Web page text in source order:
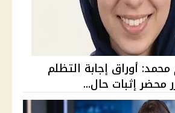
ريم محمد: أوراق إجابة التظلم
محضر إثبات حال...